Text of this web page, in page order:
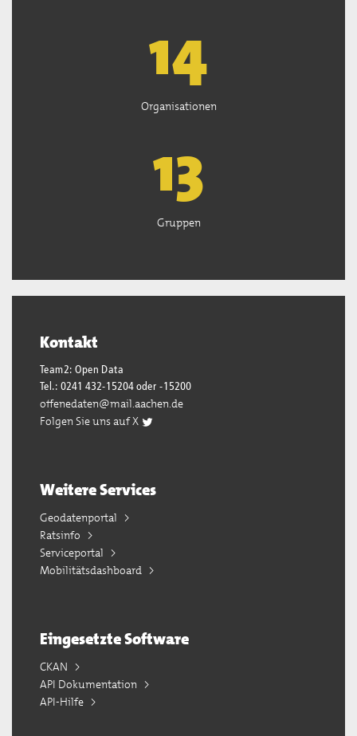
15
Organisationen
13
Gruppen
Kontakt
Team2: Open Data
Tel.: 0241 432-15204 oder -15200
offenedaten@mail.aachen.de
Folgen Sie uns auf X
Weitere Services
Geodatenportal
Ratsinfo
Serviceportal
Mobilitätsdashboard
Eingesetzte Software
CKAN
API Dokumentation
API-Hilfe